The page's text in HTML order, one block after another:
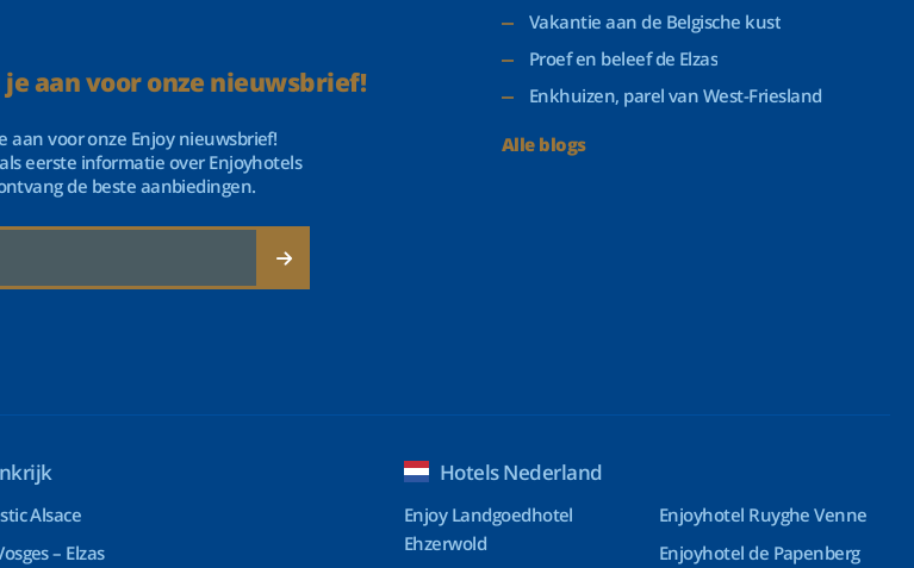
je aan voor onze nieuwsbrief!
aan voor onze Enjoy nieuwsbrief!
eerste informatie over Enjoyhotels
de beste aanbiedingen.
Vakantie aan de Belgische kust
Proef en beleef de Elzas
Enkhuizen, parel van West-Friesland
Alle blogs
Alsace
– Elzas
Hotels Nederland
Enjoy Landgoedhotel
Ehzerwold
Enjoyhotel Ruyghe Venne
Enjoyhotel de Papenberg